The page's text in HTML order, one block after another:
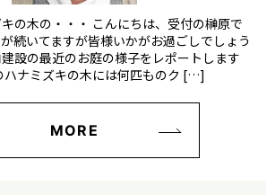
の木の・・・ こんにちは、受付の榊原で
続いてますが皆様いかがお過ごしでしょう
設の最近のお庭の様子をレポートします
ハナミズキの木には何匹ものク […]
MORE